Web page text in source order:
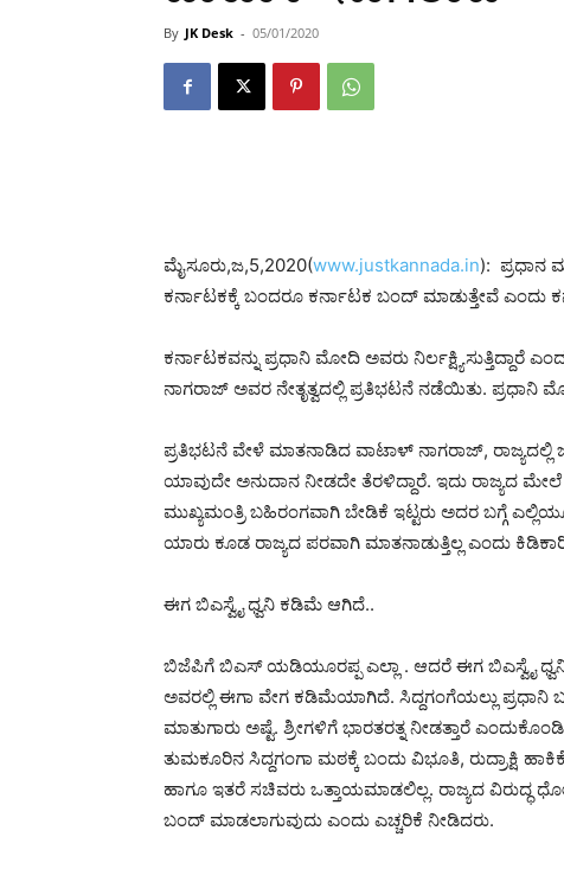
By JK Desk - 05/01/2020
ಮೈಸೂರು,ಜ,5,2020(www.justkannada.in): ಪ್ರಧಾನ
ಕರ್ನಾಟಕಕ್ಕೆ ಬಂದರೂ ಕರ್ನಾಟಕ ಬಂದ್ ಮಾಡುತ್ತೇವೆ ಎಂದು
ಕರ್ನಾಟಕವನ್ನು ಪ್ರಧಾನಿ ಮೋದಿ ಅವರು
ನಾಗರಾಜ್ ಅವರ ನೇತೃತ್ವದಲ್ಲಿ ಪ್ರತಿಭಟನೆ ನಡೆಯಿತು.
ಪ್ರತಿಭಟನೆ ವೇಳೆ ಮಾತನಾಡಿದ ವಾಟಾಳ್ ನಾಗರಾಜ್, ರಾಜ್ಯದಲ್ಲಿ
ಯಾವುದೇ ಅನುದಾನ ನೀಡದೇ ತೆರಳಿದ್ದಾರೆ. ಇದು ರಾಜ್ಯದ
ಮುಖ್ಯಮಂತ್ರಿ ಬಹಿರಂಗವಾಗಿ ಬೇಡಿಕೆ ಇಟ್ಟರು ಅದರ ಬಗ್ಗೆ
ಯಾರು ಕೂಡ ರಾಜ್ಯದ ಪರವಾಗಿ ಮಾತನಾಡುತ್ತಿಲ್ಲ ಎಂದು
ಈಗ ಬಿಎಸ್ವೈ ಧ್ವನಿ ಕಡಿಮೆ ಆಗಿದೆ..
ಬಿಜೆಪಿಗೆ ಬಿಎಸ್ ಯಡಿಯೂರಪ್ಪ ಎಲ್ಲಾ . ಆದರೆ ಈಗ ಬಿಎಸ್ವೈ
ಅವರಲ್ಲಿ ಈಗಾ ವೇಗ ಕಡಿಮೆಯಾಗಿದೆ. ಸಿದ್ದಗಂಗೆಯಲ್ಲು ಪ್ರಧಾನಿ
ಮಾತುಗಾರು ಅಷ್ಟೆ. ಶ್ರೀಗಳಿಗೆ ಭಾರತರತ್ನ ನೀಡತ್ತಾರೆ
ತುಮಕೂರಿನ ಸಿದ್ದಗಂಗಾ ಮಠಕ್ಕೆ ಬಂದು ವಿಭೂತಿ, ರುದ್ರಾಕ್ಷಿ
ಹಾಗೂ ಇತರೆ ಸಚಿವರು ಒತ್ತಾಯಮಾಡಲಿಲ್ಲ. ರಾಜ್ಯದ ವಿರುದ್ಧ
ಬಂದ್ ಮಾಡಲಾಗುವುದು ಎಂದು ಎಚ್ಚರಿಕೆ ನೀಡಿದರು.